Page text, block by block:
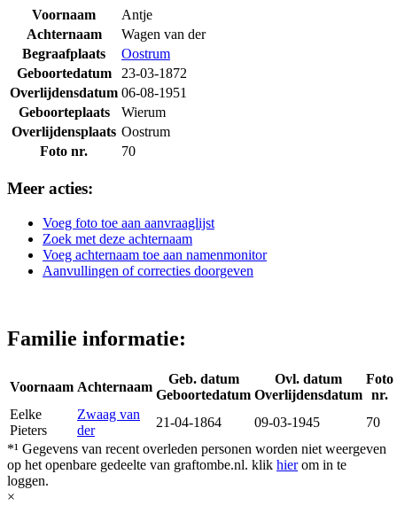
Voornaam
Antje
Achternaam
Wagen van der
Begraafplaats
Oostrum
Geboortedatum
23-03-1872
Overlijdensdatum 06-08-1951
Geboorteplaats
Wierum
Overlijdensplaats Oostrum
Foto nr.
70
Meer acties:
Voeg foto toe aan aanvraaglijst
Zoek met deze achternaam
Voeg achternaam toe aan namenmonitor
Aanvullingen of correcties doorgeven
Familie informatie:
Voornaam Achternaam
Geb. datum
Geboortedatum
Ovl. datum
Overlijdensdatum
Foto
nr.
Eelke
Pieters
Zwaag van
der
21-04-1864 09-03-1945
70
*¹ Gegevens van recent overleden personen worden niet weergeven
op het openbare gedeelte van graftombe.nl. klik hierom in te
loggen.
×